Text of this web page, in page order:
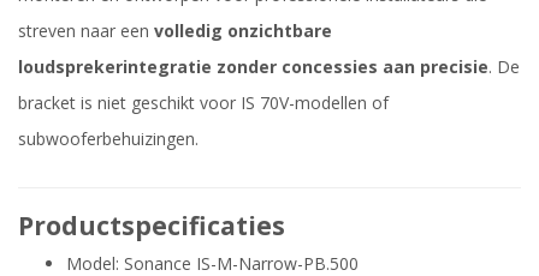
streven naar een volledig onzichtbare
loudsprekerintegratie zonder concessies aan precisie. De
bracket is niet geschikt voor IS 70V-modellen of
subwooferbehuizingen.
Productspecificaties
Model: Sonance IS-M-Narrow-PB.500